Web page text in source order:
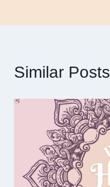
Similar Posts